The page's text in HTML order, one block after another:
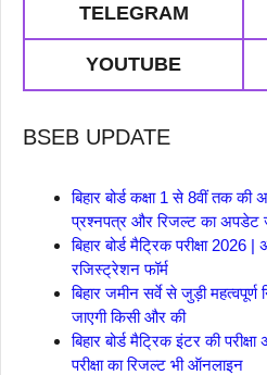
TELEGRAM
YOUTUBE
BSEB UPDATE
बिहार बोर्ड कक्षा 1 से 8वीं तक की
प्रश्नपत्र और रिजल्ट का अपडेट
बिहार बोर्ड मैट्रिक परीक्षा
रजिस्ट्रेशन फॉर्म
बिहार जमीन सर्वे से जुड़ी
जाएगी किसी और की
बिहार बोर्ड मैट्रिक इंटर की
परीक्षा का रिजल्ट भी ऑनलाइन